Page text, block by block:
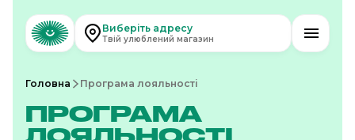
Виберіть адресу
Твій улюблений магазин
Головна Програма лояльності
ПРОГРАМА